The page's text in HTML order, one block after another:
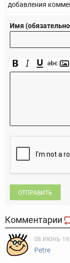
добавления
Имя
ОТПРАВИТЬ
Комментарии
08 ИЮНЬ
Petre